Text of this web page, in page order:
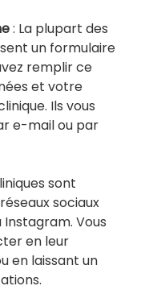
: La plupart des
un formulaire
remplir ce
et votre
Ils vous
e-mail ou par
sont
sociaux
Vous
en leur
en laissant un